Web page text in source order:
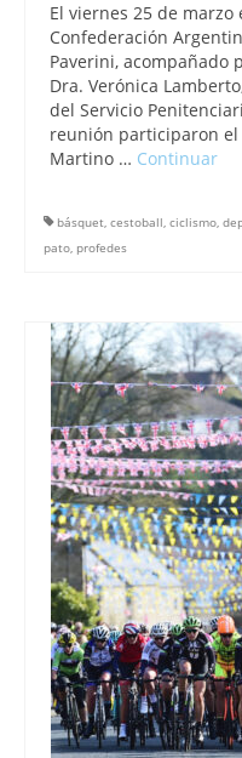
El viernes 25 de marzo
Confederación
Paverini, acompañado
Dra. Verónica
del Servicio
reunión participaron el
Martino … Continuar
básquet, cestoball, ciclismo,
pato, profedes